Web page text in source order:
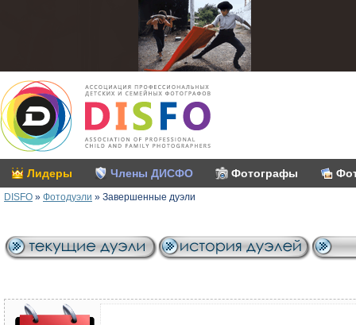
Лидеры Члены ДИСФО Фотографы
DISFO » Фотодуэли » Завершенные дуэли